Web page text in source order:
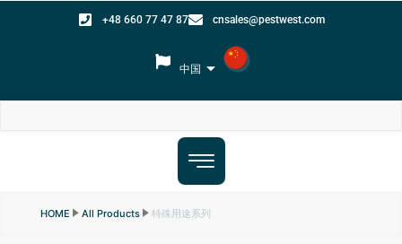
+48 660 77 47 87 cnsales@pestwest.com
中国
HOME All Products 特殊用途系列